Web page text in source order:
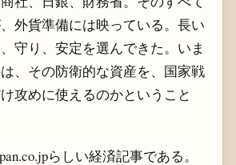
外貨準備には映っている。長い
守り、安定を選んできた。いま
、その防衛的な資産を、国家戦
攻めに使えるのかということ
らしい経済記事である。